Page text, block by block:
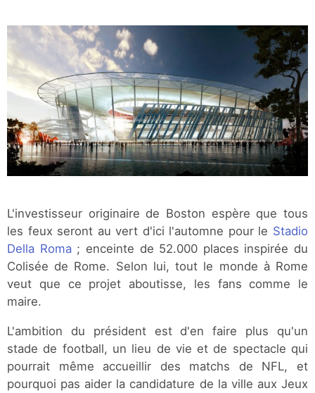
L'investisseur originaire de Boston espère que tous
les feux seront au vert d'ici l'automne pour le Stadio
Della Roma; enceinte de 52.000 places inspirée du
Colisée de Rome. Selon lui, tout le monde à Rome
veut que ce projet aboutisse, les fans comme le
maire.
L'ambition du président est d'en faire plus qu'un
stade de football, un lieu de vie et de spectacle qui
pourrait même accueillir des matchs de NFL, et
pourquoi pas aider la candidature de la ville aux Jeux